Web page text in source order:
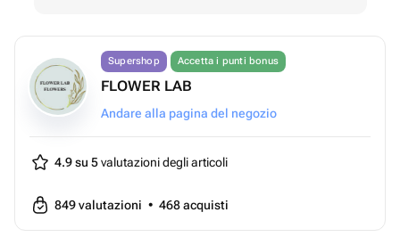
Supershop Accetta i punti bonus
FLOWER LAB
Andare alla pagina del negozio
4.9 su 5valutazioni degli articoli
849valutazioni • 468acquisti